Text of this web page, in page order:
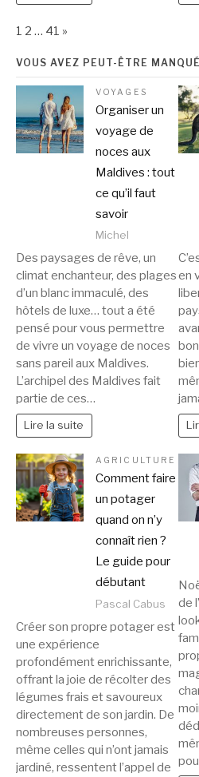
Page:
1 2 … 41 Next
»
VOUS AVEZ PEUT-ÊTRE MANQUÉ
VOYAGES
Organiser un
voyage de
noces aux
Maldives : tout
ce qu’il faut
savoir
Michel
Des paysages de rêve, un
climat enchanteur, des plages
d’un blanc immaculé, des
hôtels de luxe… tout a été
pensé pour vous permettre
de vivre un voyage de noces
sans pareil aux Maldives.
L’archipel des Maldives fait
partie de ces…
Lire la suite
en
AGRICULTURE
Comment faire
un potager
quand on n’y
connaît rien ?
Le guide pour
débutant
Pascal Cabus
Créer son propre potager est
une expérience
profondément enrichissante,
offrant la joie de récolter des
légumes frais et savoureux
directement de son jardin. De
nombreuses personnes,
même celles qui n’ont jamais
jardiné, ressentent l’appel de
de